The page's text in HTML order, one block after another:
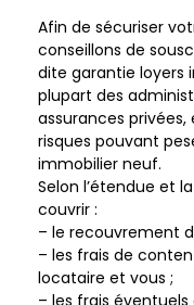
Afin de sécuriser
conseillons de
dite garantie loyers
plupart des
assurances
risques pouvant
immobilier neuf.
Selon l’étendue et
couvrir :
– le recouvrement
– les frais de
locataire et vous ;
– les frais